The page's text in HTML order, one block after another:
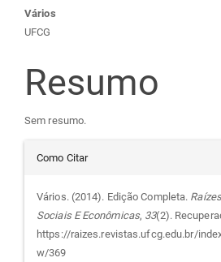
Conteúdo
do
artigo
principal
Vários
UFCG
Resumo
Sem resumo.
Detalhes
do
artigo
Como Citar
Vários. (2014). Edição Completa.
Sociais E Econômicas, 33(2).
https://raizes.revistas.ufcg.edu.br/
w/369